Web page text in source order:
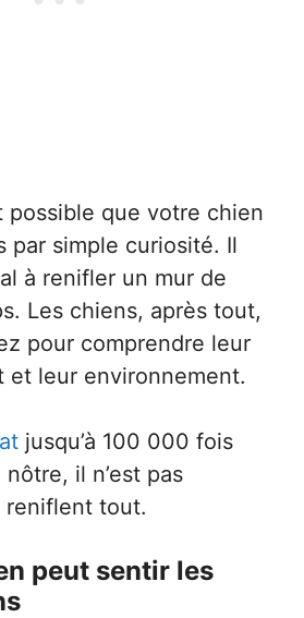
possible que votre chien
par simple curiosité. Il
à renifler un mur de
Les chiens, après tout,
pour comprendre leur
et leur environnement.
jusqu’à 100 000 fois
il n’est pas
reniflent tout.
peut sentir les